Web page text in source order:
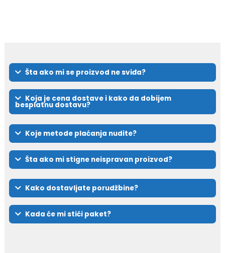
Šta ako mi se proizvod ne sviđa?
Koja je cena dostave i kako da dobijem
besplatnu dostavu?
Koje metode plaćanja nudite?
Šta ako mi stigne neispravan proizvod?
Kako dostavljate porudžbine?
Kada će mi stići paket?